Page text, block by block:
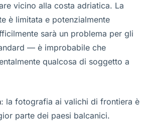
vicino alla costa adriatica. La
è limitata e potenzialmente
sarà un problema per gli
— è improbabile che
qualcosa di soggetto a
: la fotografia ai valichi di frontiera è
parte dei paesi balcanici.